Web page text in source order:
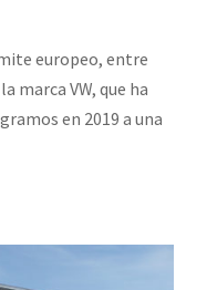
europeo, entre
marca VW, que ha
en 2019 a una